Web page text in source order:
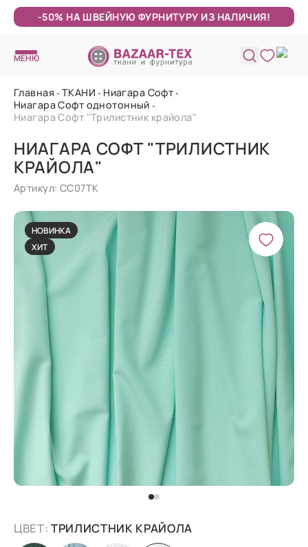
-50% НА ШВЕЙНУЮ ФУРНИТУРУ ИЗ НАЛИЧИЯ!
МЕНЮ
Главная ТКАНИ
Ниагара Софт
Ниагара Софт однотонный
Ниагара Софт "Трилистник крайола"
НИАГАРА СОФТ "ТРИЛИСТНИК
КРАЙОЛА"
Артикул: СС07ТК
НОВИНКА
ХИТ
ЦВЕТ:ТРИЛИСТНИК КРАЙОЛА